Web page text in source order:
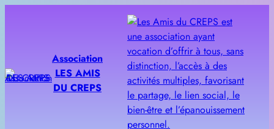
Association
LES AMIS
DU CREPS